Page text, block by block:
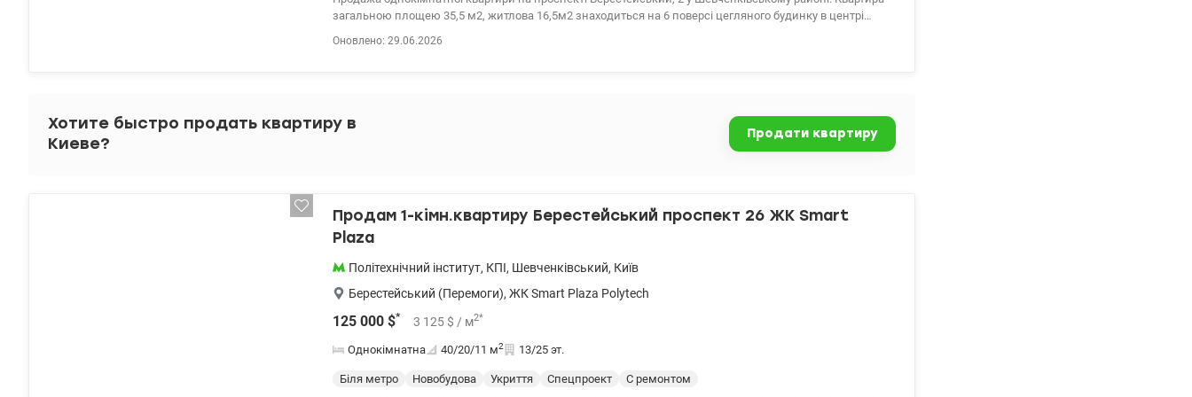
загальною площею 35,5 м2, житлова 16,5м2 знаходиться на 6 поверсі цегляного будинку в центрі
Оновлено: 29.06.2026
Хотите быстро продать квартиру в
Киеве?
Продати квартиру
Продам 1-кімн.квартиру Берестейський проспект 26 ЖК Smart
Plaza
Політехнічний інститут, КПІ, Шевченківський, Київ
Берестейський (Перемоги), ЖК Smart Plaza Polytech
125 000 $* 3 125 $ / м2*
Однокімнатна 40/20/11 м2 13/25 эт.
Біля метро Новобудова Укриття Спецпроект
С ремонтом